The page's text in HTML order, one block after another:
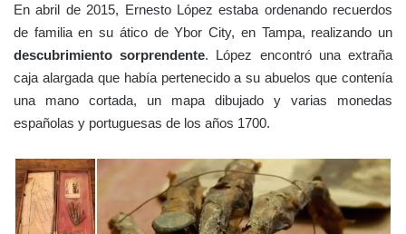
En abril de 2015, Ernesto López estaba ordenando recuerdos
de familia en su ático de Ybor City, en Tampa, realizando un
descubrimiento sorprendente. López encontró una extraña
caja alargada que había pertenecido a su abuelos que contenía
una mano cortada, un mapa dibujado y varias monedas
españolas y portuguesas de los años 1700.